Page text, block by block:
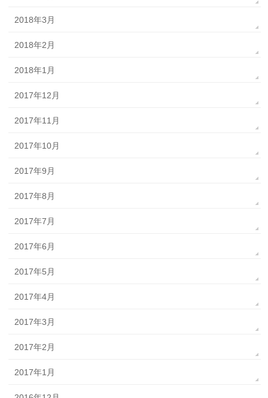
2018年3月
2018年2月
2018年1月
2017年12月
2017年11月
2017年10月
2017年9月
2017年8月
2017年7月
2017年6月
2017年5月
2017年4月
2017年3月
2017年2月
2017年1月